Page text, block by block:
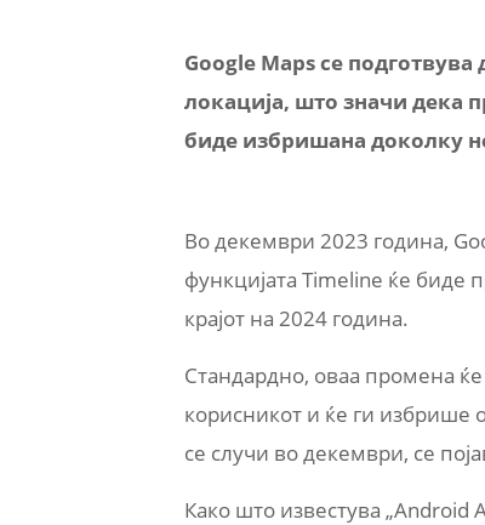
Google Maps се
локација, што значи дека
биде избришана доколку
Во декември 2023 година,
функцијата Timeline ќе биде
крајот на 2024 година.
Стандардно, оваа промена
корисникот и ќе ги избрише
се случи во декември, се
Како што известува